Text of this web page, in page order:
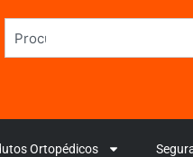
Ortopédicos